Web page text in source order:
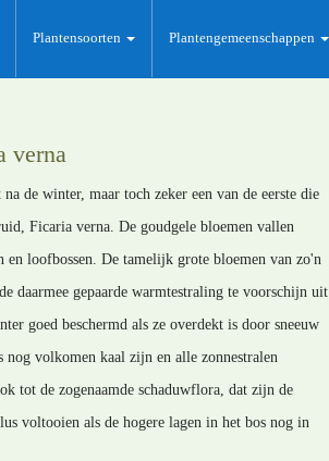
Plantensoorten Plantengemeenschappen
verna
de winter, maar toch zeker een van de eerste die
Ficaria verna. De goudgele bloemen vallen
en loofbossen. De tamelijk grote bloemen van zo'n
daarmee gepaarde warmtestraling te voorschijn uit
goed beschermd als ze overdekt is door sneeuw
volkomen kaal zijn en alle zonnestralen
tot de zogenaamde schaduwflora, dat zijn de
voltooien als de hogere lagen in het bos nog in